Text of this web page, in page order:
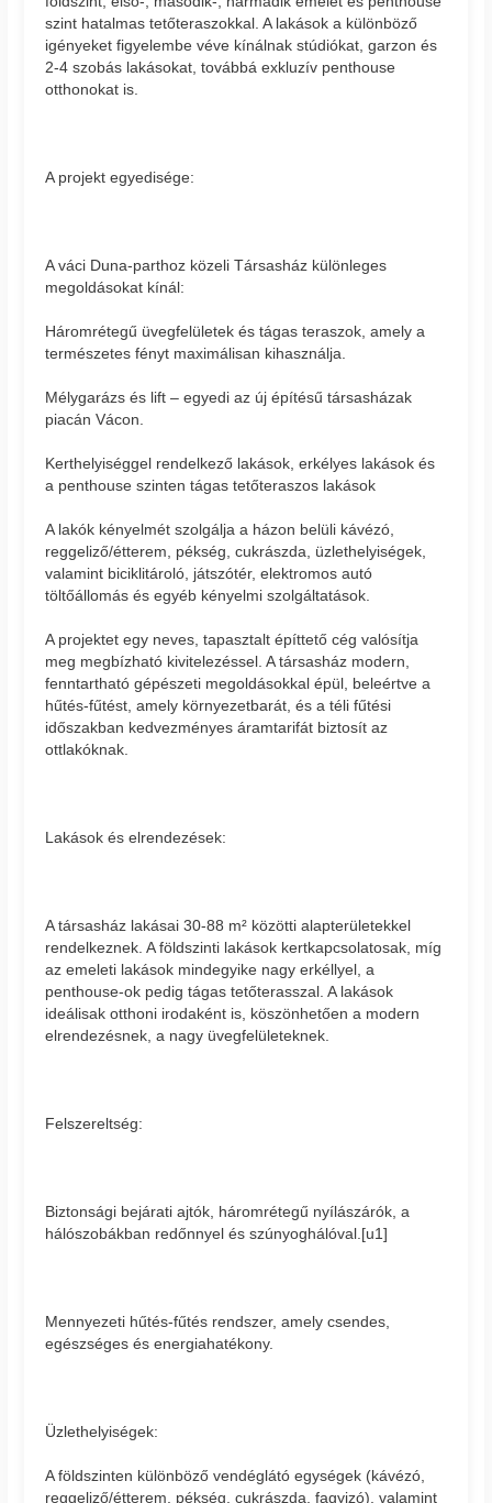
szint hatalmas tetőteraszokkal. A lakások a különböző
igényeket figyelembe véve kínálnak stúdiókat, garzon és
2-4 szobás lakásokat, továbbá exkluzív penthouse
otthonokat is.
A projekt egyedisége:
A váci Duna-parthoz közeli Társasház különleges
megoldásokat kínál:
Háromrétegű üvegfelületek és tágas teraszok, amely a
természetes fényt maximálisan kihasználja.
Mélygarázs és lift – egyedi az új építésű társasházak
piacán Vácon.
Kerthelyiséggel rendelkező lakások, erkélyes lakások és
a penthouse szinten tágas tetőteraszos lakások
A lakók kényelmét szolgálja a házon belüli kávézó,
reggeliző/étterem, pékség, cukrászda, üzlethelyiségek,
valamint biciklitároló, játszótér, elektromos autó
töltőállomás és egyéb kényelmi szolgáltatások.
A projektet egy neves, tapasztalt építtető cég valósítja
meg megbízható kivitelezéssel. A társasház modern,
fenntartható gépészeti megoldásokkal épül, beleértve a
hűtés-fűtést, amely környezetbarát, és a téli fűtési
időszakban kedvezményes áramtarifát biztosít az
ottlakóknak.
Lakások és elrendezések:
A társasház lakásai 30-88 m² közötti alapterületekkel
rendelkeznek. A földszinti lakások kertkapcsolatosak, míg
az emeleti lakások mindegyike nagy erkéllyel, a
penthouse-ok pedig tágas tetőterasszal. A lakások
ideálisak otthoni irodaként is, köszönhetően a modern
elrendezésnek, a nagy üvegfelületeknek.
Felszereltség:
Biztonsági bejárati ajtók, háromrétegű nyílászárók, a
hálószobákban redőnnyel és szúnyoghálóval.[u1]
Mennyezeti hűtés-fűtés rendszer, amely csendes,
egészséges és energiahatékony.
Üzlethelyiségek:
A földszinten különböző vendéglátó egységek (kávézó,
reggeliző/étterem, pékség, cukrászda, fagyizó), valamint